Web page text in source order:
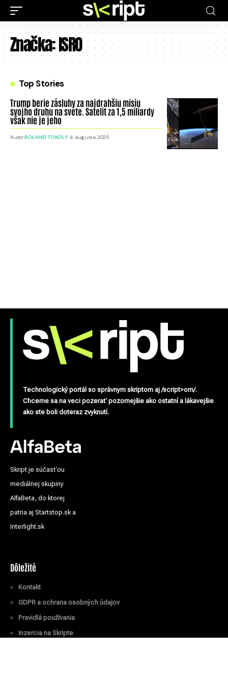
Značka:ISRO
Top Stories
Trump berie zásluhy za najdrahšiu misiu
svojho druhu na svete. Satelit za 1,5 miliardy
však nie je jeho
Autor:ROLAND TOKOLY 4. augusta 2025
Technologický portál so správnym skriptom aj /script>om/.
Chceme sa na veci pozerať pozornejšie ako ostatní a lákavejšie
ako ste boli doteraz zvyknutí.
Skript je súčasťou
mediálnej skupiny
AlfaBeta, do ktorej
patria aj Startstop.sk a
Interlight.sk
Dôležité
Kontakt
GDPR a ochrana osobných údajov
Pravidlá používania
Inzercia na Skripte